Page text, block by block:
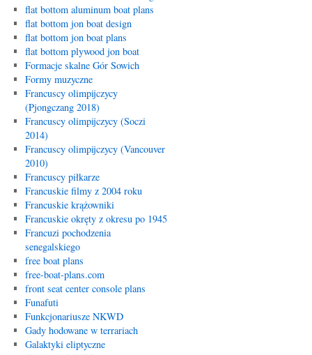
flat bottom aluminum boat plans
flat bottom jon boat design
flat bottom jon boat plans
flat bottom plywood jon boat
Formacje skalne Gór Sowich
Formy muzyczne
Francuscy olimpijczycy
(Pjongczang 2018)
Francuscy olimpijczycy (Soczi
2014)
Francuscy olimpijczycy (Vancouver
2010)
Francuscy piłkarze
Francuskie filmy z 2004 roku
Francuskie krążowniki
Francuskie okręty z okresu po 1945
Francuzi pochodzenia
senegalskiego
free boat plans
free-boat-plans.com
front seat center console plans
Funafuti
Funkcjonariusze NKWD
Gady hodowane w terrariach
Galaktyki eliptyczne